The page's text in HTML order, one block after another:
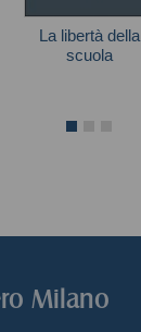
La libertà della
scuola
Milano